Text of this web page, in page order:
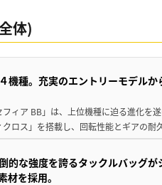
体)
機種。充実のエントリーモデル
ィア BB」は、上位機種に迫る進化を
クロス」を搭載し、回転性能とギアの
的な強度を誇るタックルバッグ
材を採用。